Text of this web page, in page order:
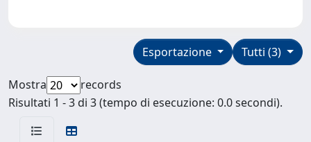
Tutti (3)
Esportazione
Mostra
records
Risultati 1 - 3 di 3 (tempo di esecuzione: 0.0 secondi).